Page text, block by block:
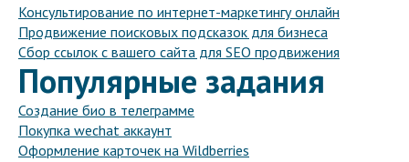
Консультирование по интернет-маркетингу онлайн
Продвижение поисковых подсказок для бизнеса
Сбор ссылок с вашего сайта для SEO продвижения
Популярные задания
Создание био в телеграмме
Покупка wechat аккаунт
Оформление карточек на Wildberries